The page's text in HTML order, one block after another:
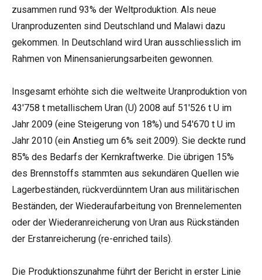
zusammen rund 93% der Weltproduktion. Als neue
Uranproduzenten sind Deutschland und Malawi dazu
gekommen. In Deutschland wird Uran ausschliesslich im
Rahmen von Minensanierungsarbeiten gewonnen.
Insgesamt erhöhte sich die weltweite Uranproduktion von
43'758 t metallischem Uran (U) 2008 auf 51'526 t U im
Jahr 2009 (eine Steigerung von 18%) und 54'670 t U im
Jahr 2010 (ein Anstieg um 6% seit 2009). Sie deckte rund
85% des Bedarfs der Kernkraftwerke. Die übrigen 15%
des Brennstoffs stammten aus sekundären Quellen wie
Lagerbeständen, rückverdünntem Uran aus militärischen
Beständen, der Wiederaufarbeitung von Brennelementen
oder der Wiederanreicherung von Uran aus Rückständen
der Erstanreicherung (re-enriched tails).
Die Produktionszunahme führt der Bericht in erster Linie